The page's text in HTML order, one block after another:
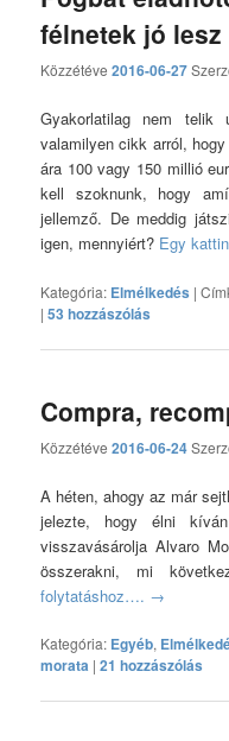
félnetek jó lesz
Közzétéve2016-06-27
Gyakorlatilag nem
valamilyen cikk arról,
ára 100 vagy 150 millió
kell szoknunk, hogy
jellemző. De meddig
igen, mennyiért? Egy
Kategória: Elmélkedés |
|53 hozzászólás
Compra,
Közzétéve2016-06-24
A héten, ahogy az már
jelezte, hogy élni
visszavásárolja Alvaro
összerakni, mi
folytatáshoz…. →
Kategória: Egyéb,
morata |21 hozzászólás